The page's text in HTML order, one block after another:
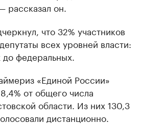
рассказал он.
что 32% участников
всех уровней власти:
федеральных.
«Единой России»
от общего числа
области. Из них 130,3
дистанционно.